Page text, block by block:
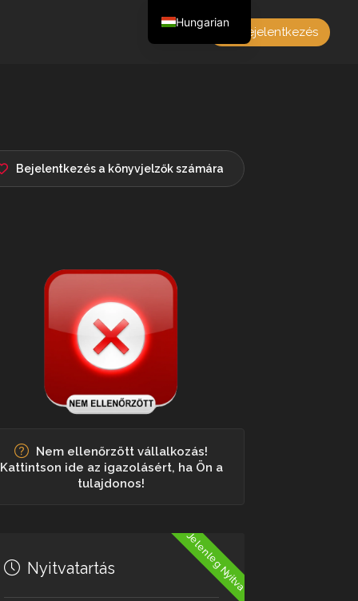
Bejelentkezés
Bejelentkezés a könyvjelzők számára
Nem ellenőrzött vállalkozás!
Kattintson ide az igazolásért, ha Ön a
tulajdonos!
Jelenleg Nyitva
Nyitvatartás
Hungarian
English
French